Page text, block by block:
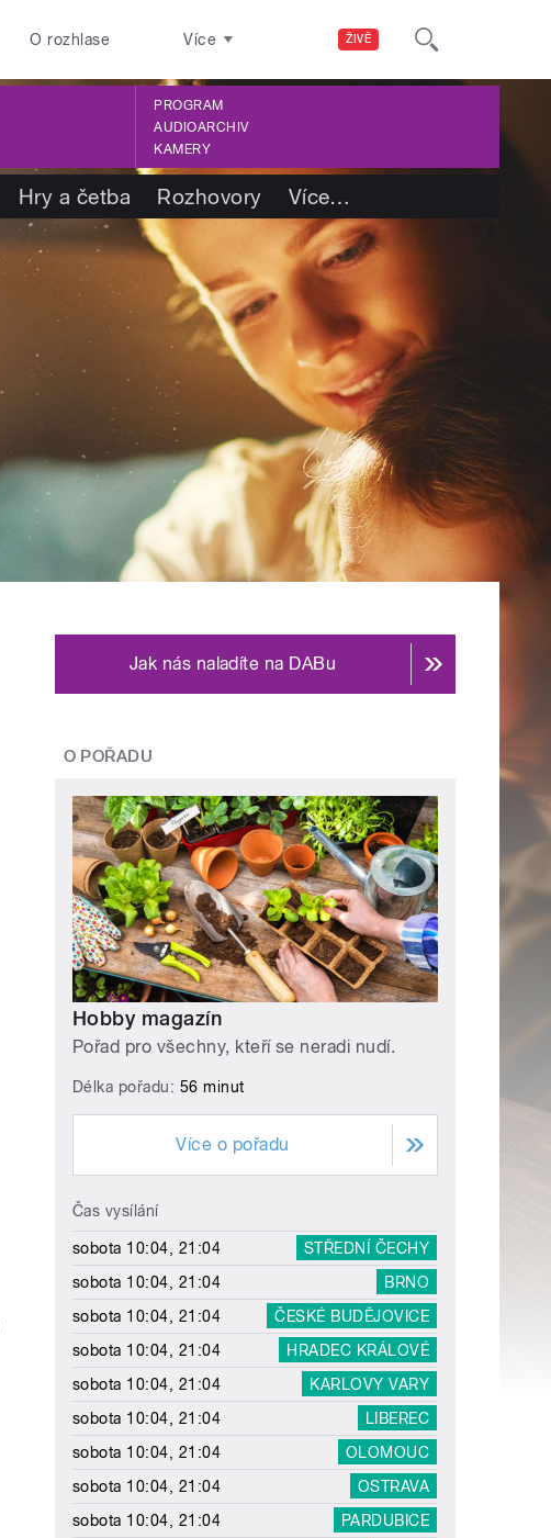
ŽIVĚ
O rozhlase Více
PROGRAM
AUDIOARCHIV
KAMERY
Hry a četba Rozhovory Více…
Jak nás naladíte na DABu
O POŘADU
Hobby magazín
Pořad pro všechny, kteří se neradi nudí.
Délka pořadu: 56 minut
Více o pořadu
Čas vysílání
sobota 10:04, 21:04
STŘEDNÍ ČECHY
sobota 10:04, 21:04
BRNO
sobota 10:04, 21:04
ČESKÉ BUDĚJOVICE
sobota 10:04, 21:04
HRADEC KRÁLOVÉ
sobota 10:04, 21:04
KARLOVY VARY
sobota 10:04, 21:04
LIBEREC
sobota 10:04, 21:04
OLOMOUC
sobota 10:04, 21:04
OSTRAVA
sobota 10:04, 21:04
PARDUBICE